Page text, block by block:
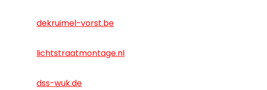
dekruimel-vorst.be
lichtstraatmontage.nl
dss-wuk.de